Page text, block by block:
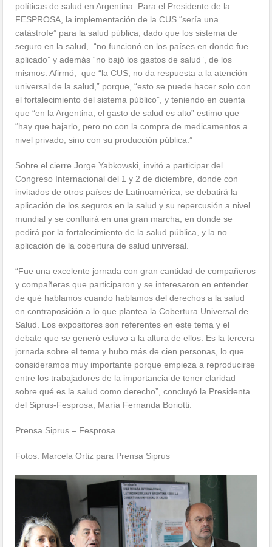
políticas de salud en Argentina. Para el Presidente de la
FESPROSA, la implementación de la CUS “sería una
catástrofe” para la salud pública, dado que los sistema de
seguro en la salud,
“no funcionó en los países en donde fue
aplicado” y además “no bajó los gastos de salud”, de los
mismos. Afirmó, que “la CUS, no da respuesta a la atención
universal de la salud,” porque, “esto se puede hacer solo con
el fortalecimiento del sistema público”, y teniendo en cuenta
que “en la Argentina, el gasto de salud es alto” estimo que
“hay que bajarlo, pero no con la compra de medicamentos a
nivel privado, sino con su producción pública.”
Sobre el cierre Jorge Yabkowski, invitó a participar del
Congreso Internacional del 1 y 2 de diciembre, donde con
invitados de otros países de Latinoamérica, se debatirá la
aplicación de los seguros en la salud y su repercusión a nivel
mundial y se confluirá en una gran marcha, en donde se
pedirá por la fortalecimiento de la salud pública, y la no
aplicación de la cobertura de salud universal.
“Fue una excelente jornada con gran cantidad de compañeros
y compañeras que participaron y se interesaron en entender
de qué hablamos cuando hablamos del derechos a la salud
en contraposición a lo que plantea la Cobertura Universal de
Salud. Los expositores son referentes en este tema y el
debate que se generó estuvo a la altura de ellos. Es la tercera
jornada sobre el tema y hubo más de cien personas, lo que
consideramos muy importante porque empieza a reproducirse
entre los trabajadores de la importancia de tener claridad
sobre qué es la salud como derecho”, concluyó la Presidenta
del Siprus-Fesprosa, María Fernanda Boriotti.
Prensa Siprus – Fesprosa
Fotos: Marcela Ortiz para Prensa Siprus